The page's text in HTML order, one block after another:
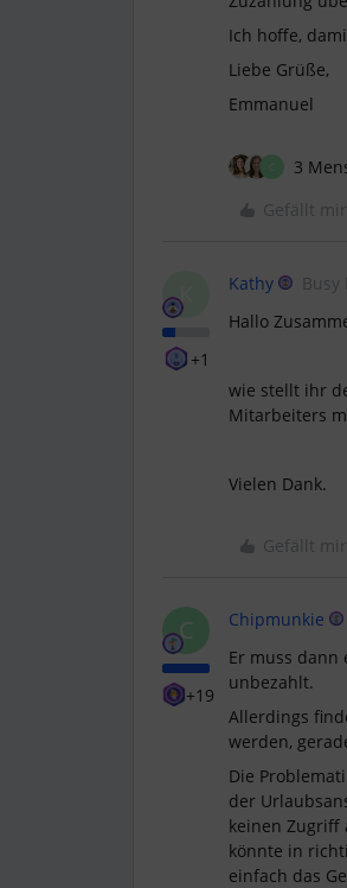
Ich hoffe,
Liebe Grüße,
Emmanuel
3
Gefällt mir
K
+1
Kathy Busy
Hallo
wie stellt ihr
Mitarbeiters
Vielen Dank.
Gefällt mir
C
+19
Chipmunkie
Er muss dann
unbezahlt.
Allerdings
werden,
Die
der
keinen Zugriff
könnte in
einfach das